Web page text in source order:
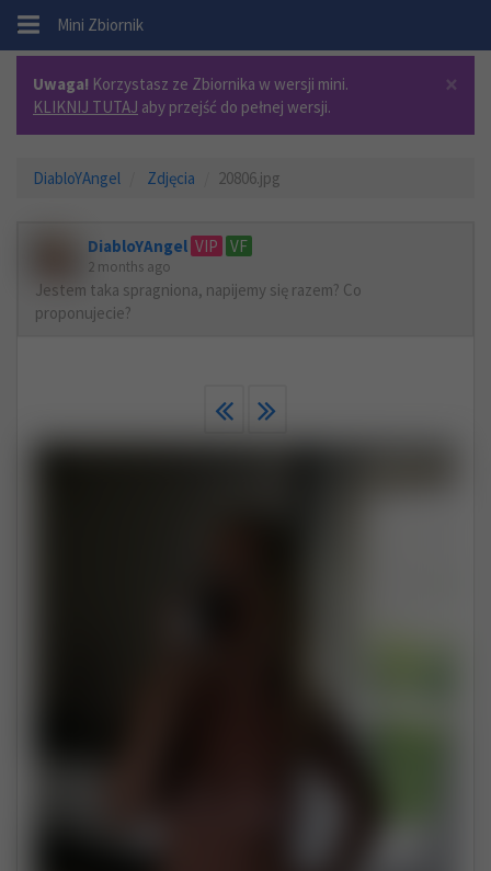
. Mini Zbiornik
×
Uwaga! Korzystasz ze Zbiornika w wersji mini.
KLIKNIJ TUTAJ aby przejść do pełnej wersji.
DiabloYAngel Zdjęcia 20806.jpg
DiabloYAngel VIP VF
2 months ago
Jestem taka spragniona, napijemy się razem? Co
proponujecie?